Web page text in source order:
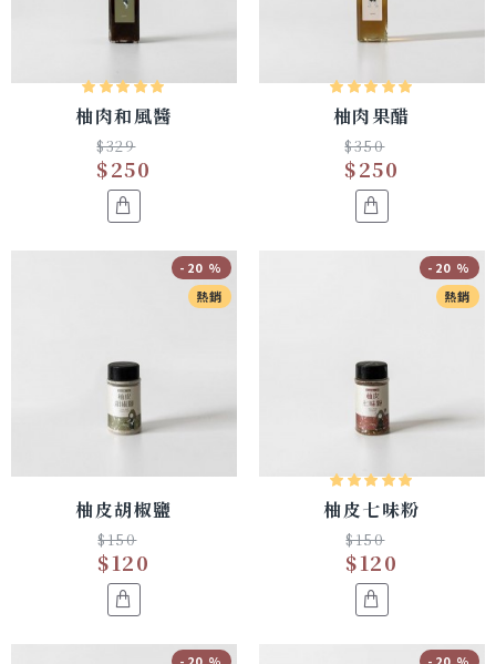
柚肉和風醬
$250
$329
柚肉果醋
$250
$350
熱銷
-20 %
柚皮胡椒鹽
$120
$150
熱銷
-20 %
柚皮七味粉
$120
$150
-20 % -20 %